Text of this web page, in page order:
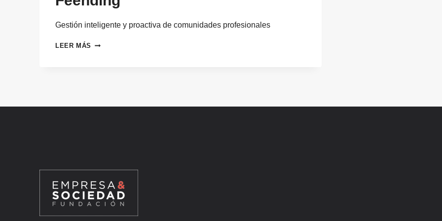
Gestión inteligente y proactiva de comunidades profesionales
LEER MÁS FEENDING